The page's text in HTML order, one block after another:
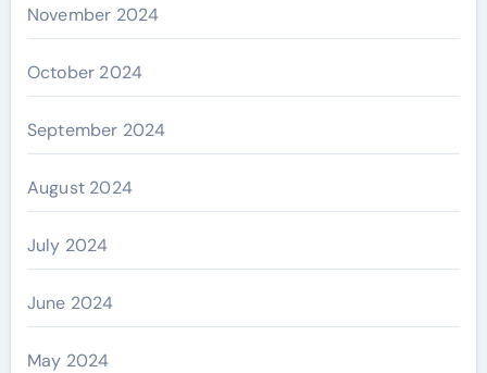
November 2024
October 2024
September 2024
August 2024
July 2024
June 2024
May 2024